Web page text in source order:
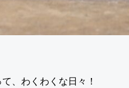
、わくわくな日々！